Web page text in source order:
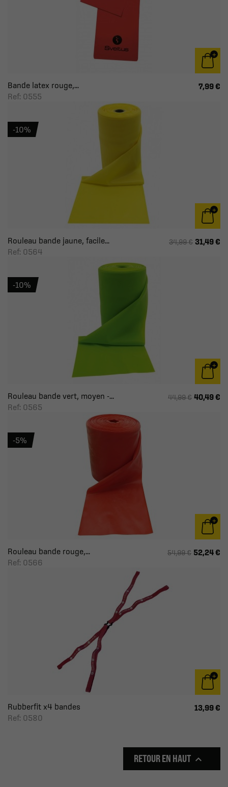
Bande latex rouge,...
Ref: 0555
7,99 €
Rouleau bande jaune, facile...
Ref: 0564
34,99 € 31,49 €
-10%
Rouleau bande vert, moyen -...
Ref: 0565
44,99 € 40,49 €
-10%
Rouleau bande rouge,...
Ref: 0566
54,99 € 52,24 €
-5%
Rubberfit x4 bandes
Ref: 0580
13,99 €
RETOUR EN HAUT 